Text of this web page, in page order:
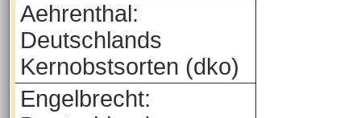
Aehrenthal:
Deutschlands
Kernobstsorten (dko)
Engelbrecht: